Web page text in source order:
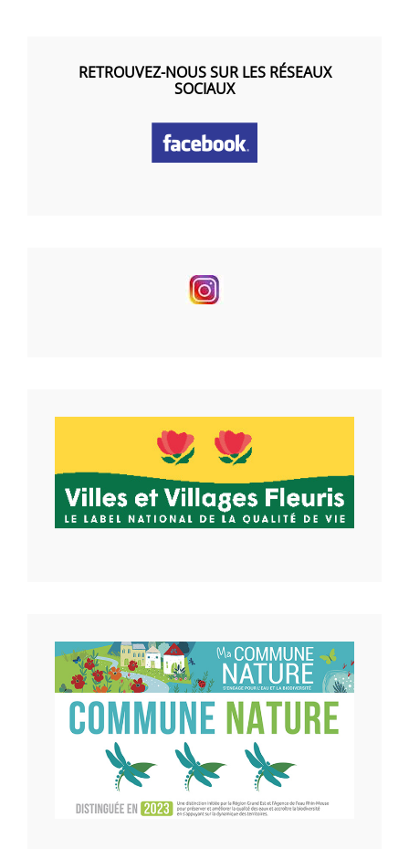
RETROUVEZ-NOUS SUR LES RÉSEAUX
SOCIAUX